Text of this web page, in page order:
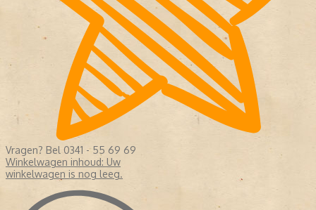
Vragen? Bel 0341 - 55 69 69
Winkelwagen inhoud: Uw
winkelwagen is nog leeg.